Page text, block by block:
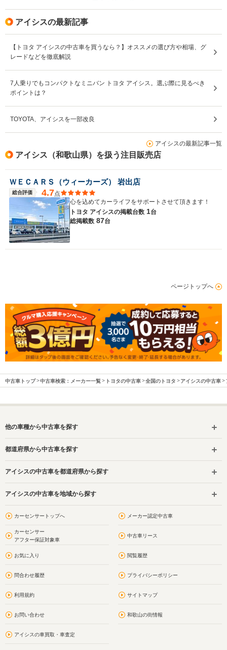
アイシスの最新記事
【トヨタ アイシスの中古車を買うなら？】オススメの選び方や相場、グ
レードなどを徹底解説
7人乗りでもコンパクトなミニバン トヨタ アイシス。選ぶ際に見るべき
ポイントは？
TOYOTA、アイシスを一部改良
アイシスの最新記事一覧
アイシス（和歌山県）を扱う注目販売店
ＷＥＣＡＲＳ（ウィーカーズ） 岩出店
総合評価 4.7点
心を込めてカーライフをサポートさせて頂きます！
トヨタ アイシスの掲載台数 1台
総掲載数 87台
ページトップへ
中古車トップ 中古車検索：メーカー一覧 トヨタの中古車 全国のトヨタ アイシスの中古車
他の車種から中古車を探す
都道府県から中古車を探す
アイシスの中古車を都道府県から探す
アイシスの中古車を地域から探す
カーセンサートップへ メーカー認定中古車
カーセンサー
アフター保証対象車
中古車リース
お気に入り 閲覧履歴
問合わせ履歴 プライバシーポリシー
利用規約 サイトマップ
お問い合わせ 和歌山の街情報
アイシスの車買取・車査定